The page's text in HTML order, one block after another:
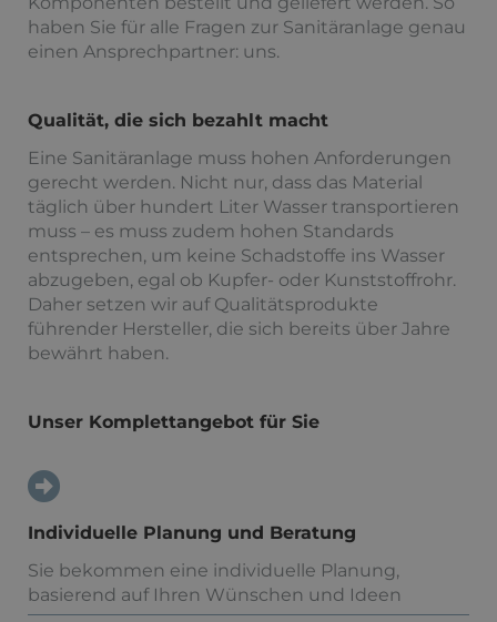
haben Sie für alle Fragen zur Sanitäranlage genau
einen Ansprechpartner: uns.
Qualität, die sich bezahlt macht
Eine Sanitäranlage muss hohen Anforderungen
gerecht werden. Nicht nur, dass das Material
täglich über hundert Liter Wasser transportieren
muss – es muss zudem hohen Standards
entsprechen, um keine Schadstoffe ins Wasser
abzugeben, egal ob Kupfer- oder Kunststoffrohr.
Daher setzen wir auf Qualitätsprodukte
führender Hersteller, die sich bereits über Jahre
bewährt haben.
Unser Komplettangebot für Sie
Individuelle Planung und Beratung
Sie bekommen eine individuelle Planung,
basierend auf Ihren Wünschen und Ideen